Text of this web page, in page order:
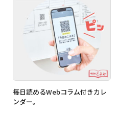
毎日読めるWebコラム付きカレ
ンダー。